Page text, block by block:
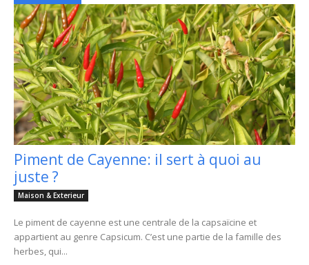
Piment de Cayenne: il sert à quoi au
juste ?
Maison & Exterieur
Le piment de cayenne est une centrale de la capsaïcine et
appartient au genre Capsicum. C’est une partie de la famille des
herbes, qui...